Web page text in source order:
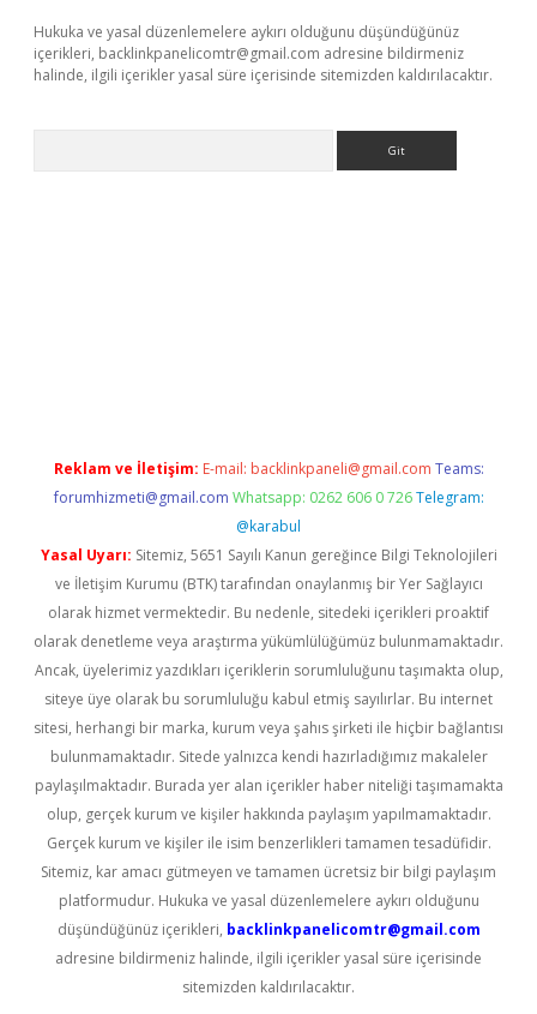
Hukuka ve yasal düzenlemelere aykırı olduğunu düşündüğünüz
içerikleri, backlinkpanelicomtr@gmail.com adresine bildirmeniz
halinde, ilgili içerikler yasal süre içerisinde sitemizden kaldırılacaktır.
Reklam ve İletişim: E-mail: backlinkpaneli@gmail.com Teams:
forumhizmeti@gmail.com Whatsapp: 0262 606 0 726 Telegram:
@karabul
Yasal Uyarı: Sitemiz, 5651 Sayılı Kanun gereğince Bilgi Teknolojileri
ve İletişim Kurumu (BTK) tarafından onaylanmış bir Yer Sağlayıcı
olarak hizmet vermektedir. Bu nedenle, sitedeki içerikleri proaktif
olarak denetleme veya araştırma yükümlülüğümüz bulunmamaktadır.
Ancak, üyelerimiz yazdıkları içeriklerin sorumluluğunu taşımakta olup,
siteye üye olarak bu sorumluluğu kabul etmiş sayılırlar. Bu internet
sitesi, herhangi bir marka, kurum veya şahıs şirketi ile hiçbir bağlantısı
bulunmamaktadır. Sitede yalnızca kendi hazırladığımız makaleler
paylaşılmaktadır. Burada yer alan içerikler haber niteliği taşımamakta
olup, gerçek kurum ve kişiler hakkında paylaşım yapılmamaktadır.
Gerçek kurum ve kişiler ile isim benzerlikleri tamamen tesadüfidir.
Sitemiz, kar amacı gütmeyen ve tamamen ücretsiz bir bilgi paylaşım
platformudur. Hukuka ve yasal düzenlemelere aykırı olduğunu
düşündüğünüz içerikleri, backlinkpanelicomtr@gmail.com
adresine bildirmeniz halinde, ilgili içerikler yasal süre içerisinde
sitemizden kaldırılacaktır.